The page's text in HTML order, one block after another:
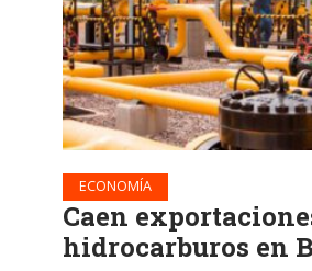
ECONOMÍA
Caen
hidrocarburos en